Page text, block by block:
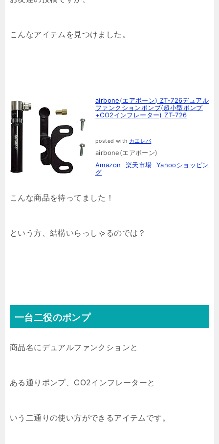
こんなアイテムを見つけました。
airbone(エアボーン) ZT-726デュアル
ファンクションポンプ(超小型ポンプ
+CO2インフレーター) ZT-726
posted with カエレバ
airbone(エアボーン)
Amazon
楽天市場
Yahooショッピン
グ
こんな商品を待ってました！
という方、結構いらっしゃるのでは？
一台二役のポンプ
商品名にデュアルファンクションと
ある通りポンプ、CO2インフレーターと
いう二通りの使い方ができるアイテムです。